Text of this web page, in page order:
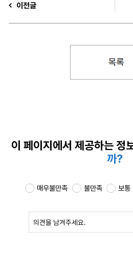
이전글
이 페이지에서 제공하는정
까?
매우불만족 불만족 보통